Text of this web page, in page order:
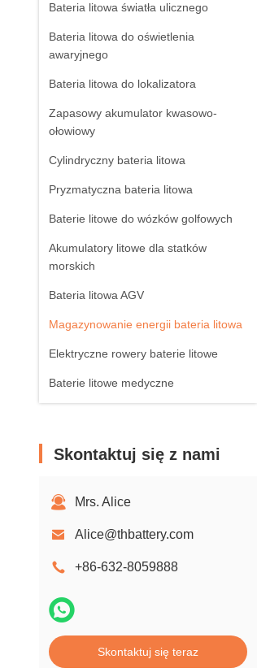
Bateria litowa światła ulicznego
Bateria litowa do oświetlenia
awaryjnego
Bateria litowa do lokalizatora
Zapasowy akumulator kwasowo-
ołowiowy
Cylindryczny bateria litowa
Pryzmatyczna bateria litowa
Baterie litowe do wózków golfowych
Akumulatory litowe dla statków
morskich
Bateria litowa AGV
Magazynowanie energii bateria litowa
Elektryczne rowery baterie litowe
Baterie litowe medyczne
Skontaktuj się z nami
Mrs. Alice
Alice@thbattery.com
+86-632-8059888
Skontaktuj się teraz